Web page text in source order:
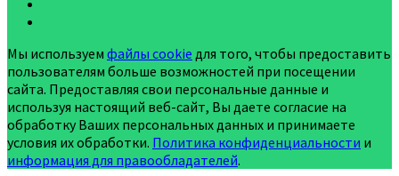
Мы используем файлы cookie для того, чтобы предоставить
пользователям больше возможностей при посещении
сайта. Предоставляя свои персональные данные и
используя настоящий веб-сайт, Вы даете согласие на
обработку Ваших персональных данных и принимаете
условия их обработки. Политика конфиденциальности и
информация для правообладателей.